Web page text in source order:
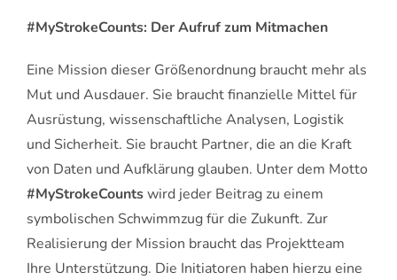
#MyStrokeCounts: Der Aufruf zum Mitmachen
Eine Mission dieser Größenordnung braucht mehr als
Mut und Ausdauer. Sie braucht finanzielle Mittel für
Ausrüstung, wissenschaftliche Analysen, Logistik
und Sicherheit. Sie braucht Partner, die an die Kraft
von Daten und Aufklärung glauben. Unter dem Motto
#MyStrokeCountswird jeder Beitrag zu einem
symbolischen Schwimmzug für die Zukunft. Zur
Realisierung der Mission braucht das Projektteam
Ihre Unterstützung. Die Initiatoren haben hierzu eine